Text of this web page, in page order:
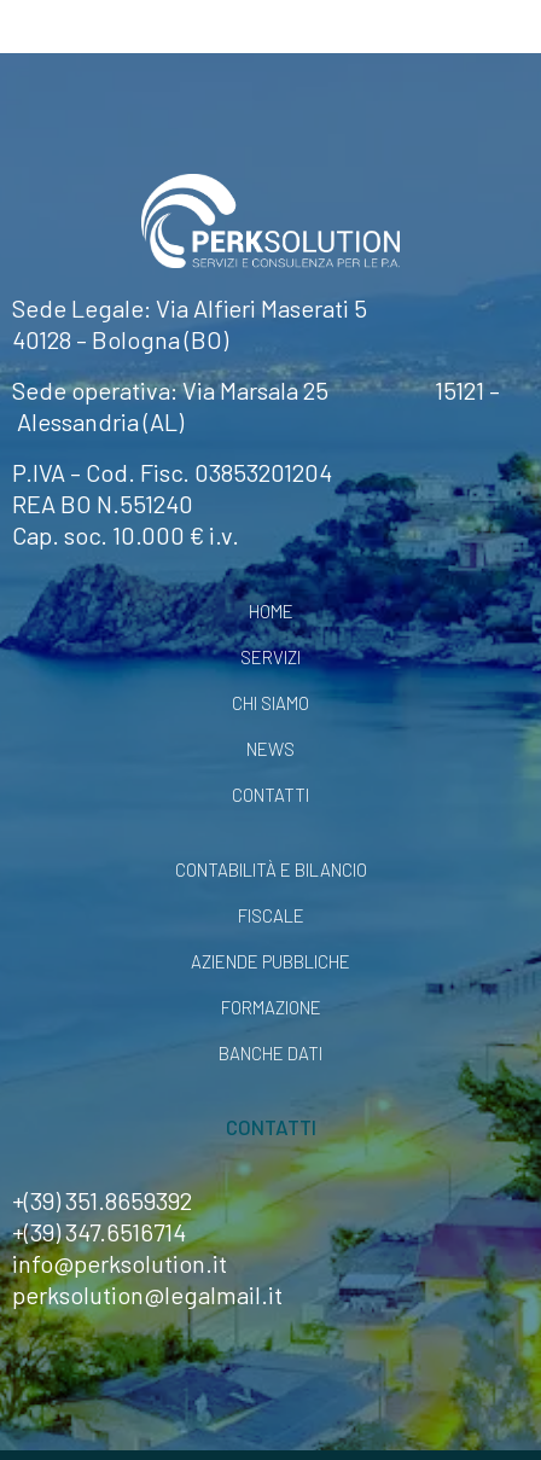
Sede Legale: Via Alfieri Maserati 5
40128 – Bologna (BO)
Sede operativa: Via Marsala 25 15121 –
Alessandria (AL)
P.IVA – Cod. Fisc. 03853201204
REA BO N.551240
Cap. soc. 10.000 € i.v.
HOME
SERVIZI
CHI SIAMO
NEWS
CONTATTI
CONTABILITÀ E BILANCIO
FISCALE
AZIENDE PUBBLICHE
FORMAZIONE
BANCHE DATI
CONTATTI
+(39) 351.8659392
+(39) 347.6516714
info@perksolution.it
perksolution@legalmail.it